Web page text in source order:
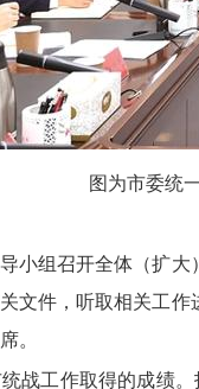
图为市委统
小组召开全体（扩大
文件， 听取相关工作
。
战工作取得的成绩。